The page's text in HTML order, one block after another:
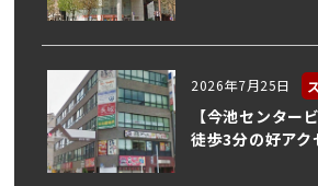
2026年7月25日
【今池センター
徒歩3分の好アク